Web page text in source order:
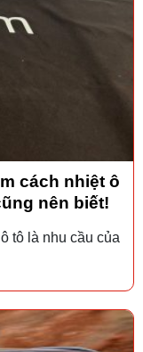
cách nhiệt ô
nên biết!
tô là nhu cầu của